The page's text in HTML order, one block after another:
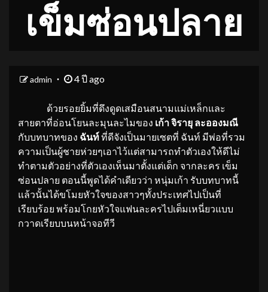
เข็มซ่อนปลาย
admin 4 ปี ago
ด้วยรอยยิ้มที่ดึงดูดเสมือนสนามแม่เหล็กและ
สายตาที่อ่อนโยนละมุนละไมของ เก้า จิรายุ ละอองมณี
กับบทบาทของ ฉันท์ที่ดีจังเป็นมายเซตที่ ฉันท์ มีพ่อที่รวม
ความเป็นผู้ชายห่วยๆเอาไว้แต่สามารถทำตัวเองให้ดีไม่
ทำตามตัวอย่างที่ตัวเองเห็นมาตั้งแต่เด็ก จากละคร เข็ม
ซ่อนปลาย ตอนนี้พูดได้คำเดียวว่า หนุ่มเก้า รับบทบาทนี้
แล้วนั้นได้ขโมยหัวใจของสาวๆทั้งประเทศไปเป็นที่
เรียบร้อย พร้อมโกยหัวใจแฟนละครไปเต็มเหนี่ยวแบบ
กวาดเรียบบนหน้าจอทีวี